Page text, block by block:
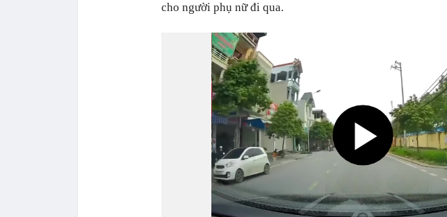
cho người phụ nữ đi qua.